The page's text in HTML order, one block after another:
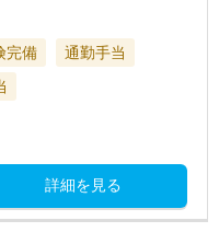
完備
通勤手当
詳細を見る